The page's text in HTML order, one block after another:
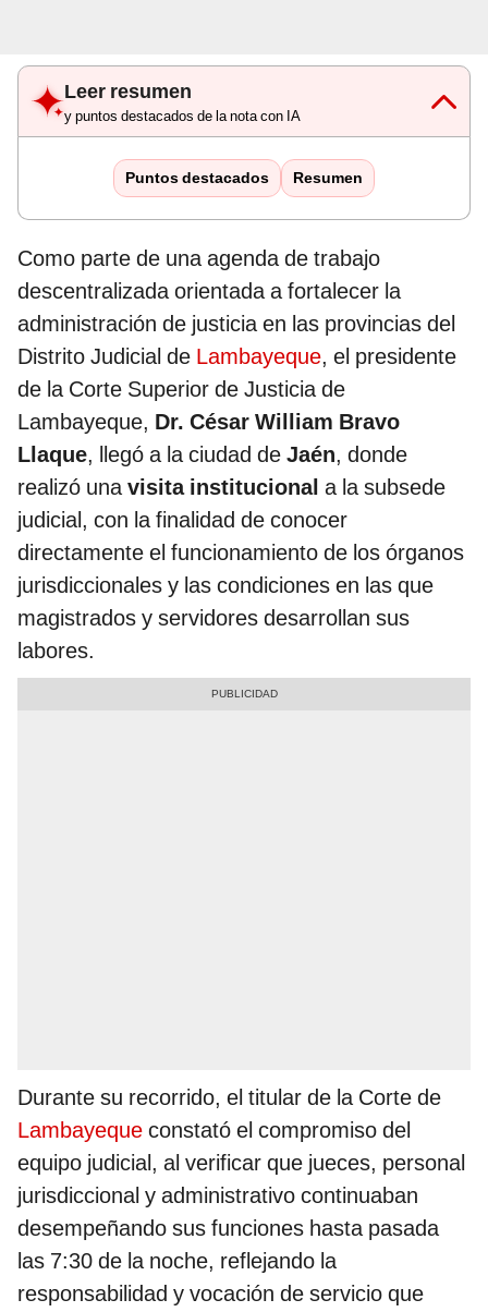
Leer resumen
y puntos destacados de la nota con IA
Puntos destacados Resumen
Como parte de una agenda de trabajo
descentralizada orientada a fortalecer la
administración de justicia en las provincias del
Distrito Judicial de Lambayeque, el presidente
de la Corte Superior de Justicia de
Lambayeque, Dr. César William Bravo
Llaque, llegó a la ciudad de Jaén, donde
realizó unavisita institucional a la subsede
judicial, con la finalidad de conocer
directamente el funcionamiento de los órganos
jurisdiccionales y las condiciones en las que
magistrados y servidores desarrollan sus
labores.
Durante su recorrido, el titular de la Corte de
Lambayeque constató el compromiso del
equipo judicial, al verificar que jueces, personal
jurisdiccional y administrativo continuaban
desempeñando sus funciones hasta pasada
las 7:30 de la noche, reflejando la
responsabilidad y vocación de servicio que